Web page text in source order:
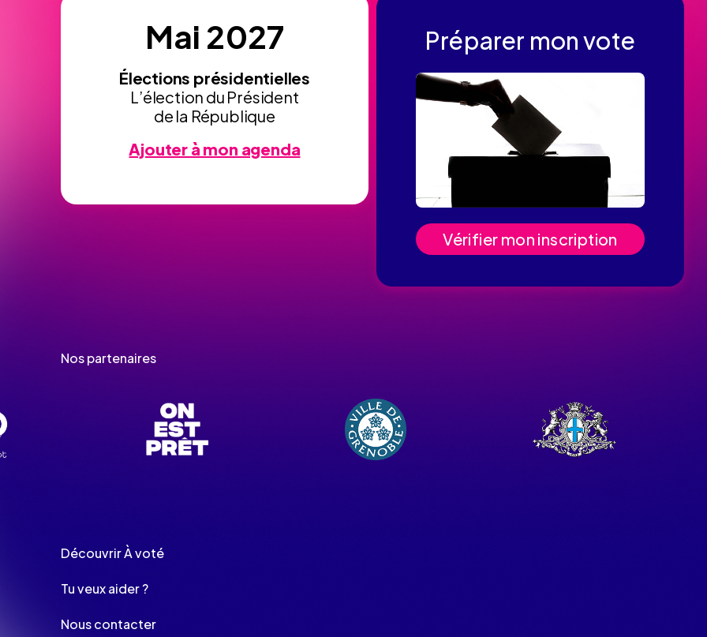
Mai 2027
Élections présidentielles
L’élection du Président
de la République
Ajouter à mon agenda
Préparer mon vote
Vérifier mon inscription
Nos partenaires
Découvrir À voté
Tu veux aider ?
Nous contacter